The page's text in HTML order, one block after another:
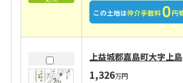
上益城郡嘉島町大字上島
1,326万円